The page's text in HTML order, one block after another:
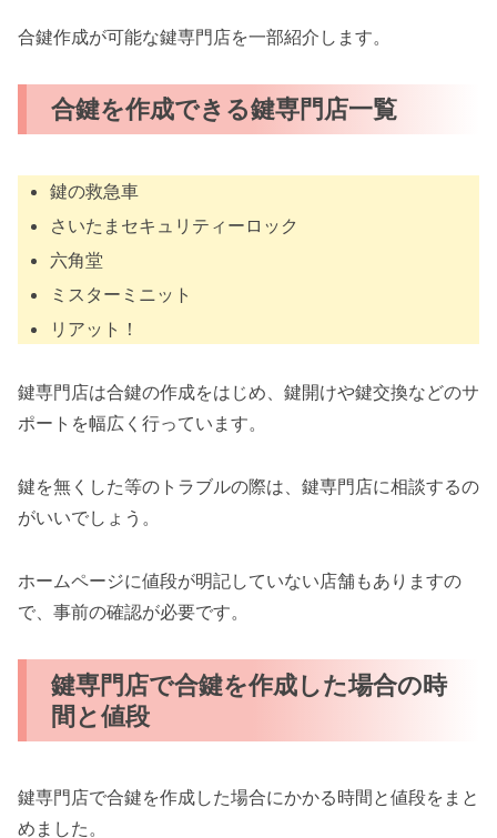
合鍵作成が可能な鍵専門店を一部紹介します。
合鍵を作成できる鍵専門店一覧
鍵の救急車
さいたまセキュリティーロック
六角堂
ミスターミニット
リアット！
鍵専門店は合鍵の作成をはじめ、鍵開けや鍵交換などのサ
ポートを幅広く行っています。
鍵を無くした等のトラブルの際は、鍵専門店に相談するの
がいいでしょう。
ホームページに値段が明記していない店舗もありますの
で、事前の確認が必要です。
鍵専門店で合鍵を作成した場合の時
間と値段
鍵専門店で合鍵を作成した場合にかかる時間と値段をまと
めました。